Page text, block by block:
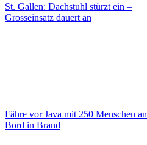
St. Gallen: Dachstuhl stürzt ein –
Grosseinsatz dauert an
Fähre vor Java mit 250 Menschen an
Bord in Brand